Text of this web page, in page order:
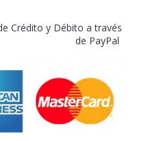
Crédito y Débito a través
de PayPal